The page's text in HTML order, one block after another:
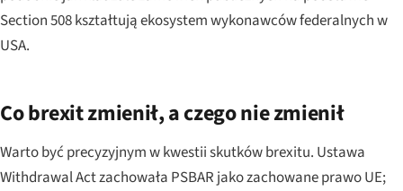
Section 508 kształtują ekosystem wykonawców federalnych w
USA.
Co brexit zmienił, a czego nie zmienił
Warto być precyzyjnym w kwestii skutków brexitu. Ustawa
Withdrawal Act zachowała PSBAR jako zachowane prawo UE;